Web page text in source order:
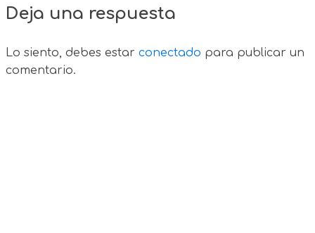
Deja una respuesta
Lo siento, debes estar conectado para publicar un
comentario.